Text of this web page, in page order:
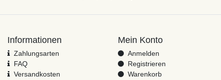
Informationen
Zahlungsarten
FAQ
Versandkosten
Mein Konto
Anmelden
Registrieren
Warenkorb